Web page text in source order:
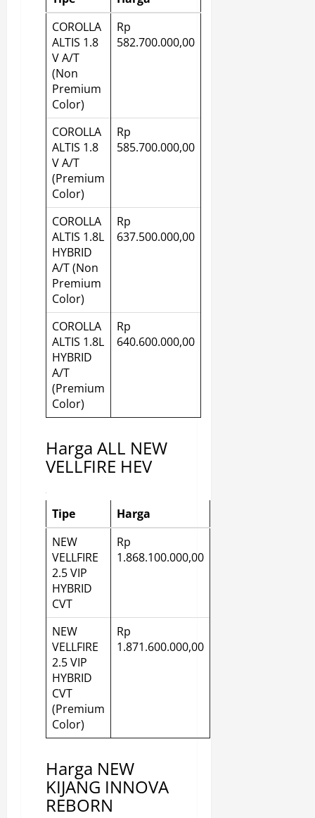
COROLLA
ALTIS 1.8
V A/T
(Non
Premium
Color)
Rp
582.700.000,00
COROLLA
ALTIS 1.8
V A/T
(Premium
Color)
Rp
585.700.000,00
COROLLA
ALTIS 1.8L
HYBRID
A/T (Non
Premium
Color)
Rp
637.500.000,00
COROLLA
ALTIS 1.8L
HYBRID
A/T
(Premium
Color)
Rp
640.600.000,00
Harga ALL NEW
VELLFIRE HEV
Tipe
Harga
NEW
VELLFIRE
2.5 VIP
HYBRID
CVT
Rp
1.868.100.000,00
NEW
VELLFIRE
2.5 VIP
HYBRID
CVT
(Premium
Color)
Rp
1.871.600.000,00
Harga NEW
KIJANG INNOVA
REBORN